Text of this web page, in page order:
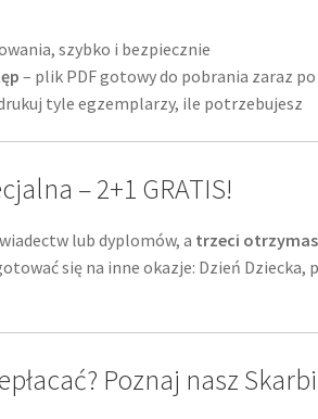
szybko i bezpiecznie
– plik PDF gotowy do pobrania zaraz
tyle egzemplarzy, ile potrzebujesz
– 2+1 GRATIS!
lub dyplomów, a trzeci
się na inne okazje: Dzień Dziecka,
Poznaj nasz